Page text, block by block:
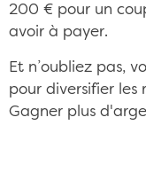
200 € pour un
avoir à payer.
Et n’oubliez pas,
pour diversifier les
Gagner plus